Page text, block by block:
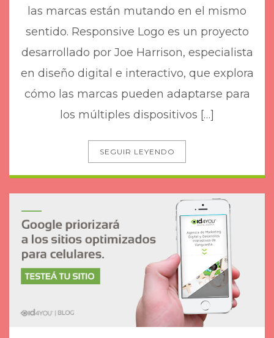
las marcas están mutando en el mismo
sentido. Responsive Logo es un proyecto
desarrollado por Joe Harrison, especialista
en diseño digital e interactivo, que explora
cómo las marcas pueden adaptarse para
los múltiples dispositivos […]
SEGUIR LEYENDO